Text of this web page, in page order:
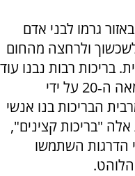
גרמו לבני אדם
ולרחצה מהחום
בריכות רבות נבנו עוד
בשלהי המאה ה‑19 ובתחילת המאה ה‑20 על ידי
הבריכות בנו אנשי
"בריכות קצינים",
הדרגות השתמשו
הלוהט.